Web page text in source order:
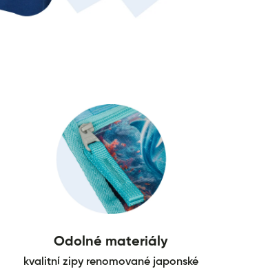
Odolné materiály
kvalitní zipy renomované japonské